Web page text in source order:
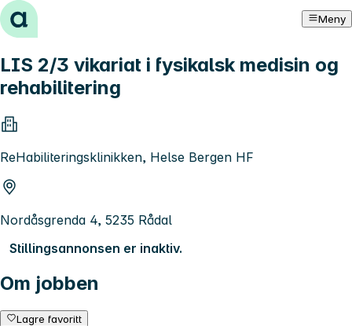
Hopp til innhold Meny
LIS 2/3 vikariat i fysikalsk medisin og
rehabilitering
ReHabiliteringsklinikken, Helse Bergen HF
Nordåsgrenda 4, 5235 Rådal
Stillingsannonsen er inaktiv.
Om jobben
Lagre favoritt